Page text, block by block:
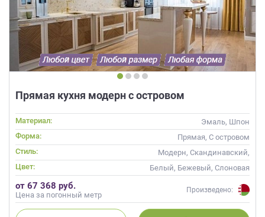
Прямая кухня модерн с островом
Материал:
Эмаль, Шпон
Форма:
Прямая, С островом
Стиль:
Модерн, Скандинавский,
Неоклассика, Современные
Цвет:
Белый, Бежевый, Слоновая
кость, Кремовый, Коричневый,
Капучино
от 67 368 руб.
Цена за погонный метр
Произведено: